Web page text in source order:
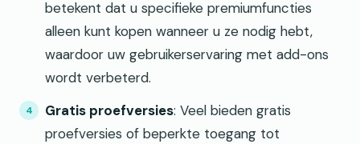
betekent dat u specifieke premiumfuncties
alleen kunt kopen wanneer u ze nodig hebt,
waardoor uw gebruikerservaring met add-ons
wordt verbeterd.
Gratis proefversies: Veel bieden gratis
proefversies of beperkte toegang tot